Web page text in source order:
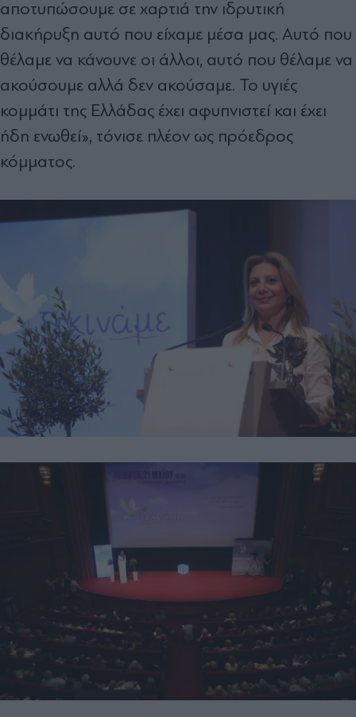
αποτυπώσουμε σε χαρτιά την ιδρυτική
διακήρυξη αυτό που είχαμε μέσα μας. Αυτό που
θέλαμε να κάνουνε οι άλλοι, αυτό που θέλαμε να
ακούσουμε αλλά δεν ακούσαμε. Το υγιές
κομμάτι της Ελλάδας έχει αφυπνιστεί και έχει
ήδη ενωθεί», τόνισε πλέον ως πρόεδρος
κόμματος.